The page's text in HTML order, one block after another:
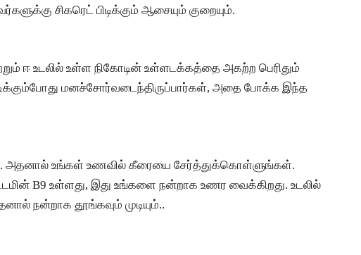
சிகரெட் பிடிக்கும் ஆசையும் குறையும்.
ஈ உடலில் உள்ள நிகோடின் உள்ளடக்கத்தை அகற்ற பெரிதும்
மனச்சோர்வடைந்திருப்பார்கள், அதை போக்க இந்த
அதனால் உங்கள் உணவில் கீரையை சேர்த்துக்கொள்ளுங்கள்.
B9 உள்ளது, இது உங்களை நன்றாக உணர வைக்கிறது. உடலில்
நன்றாக தூங்கவும் முடியும்..